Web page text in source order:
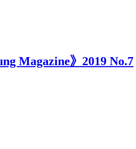
Magazine》2019 No.7